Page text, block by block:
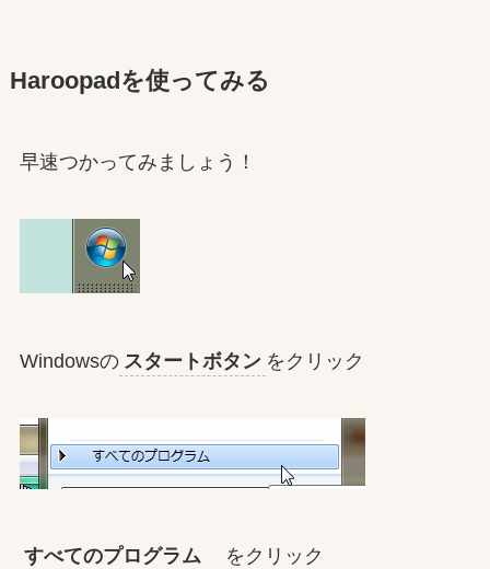
Haroopadを使ってみる
早速つかってみましょう！
Windowsの スタートボタン をクリック
すべてのプログラム をクリック